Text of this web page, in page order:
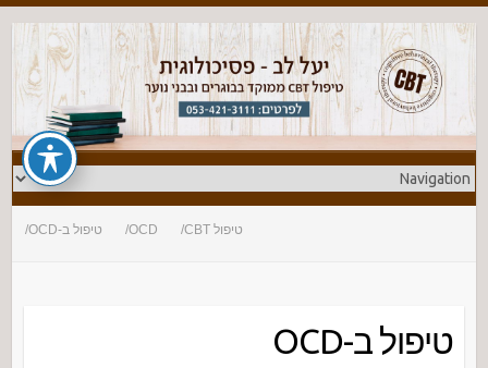
טיפול CBT OCD טיפול ב-OCD
טיפול ב-OCD